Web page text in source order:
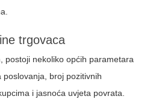
trgovaca
postoji nekoliko općih parametara
broj pozitivnih
i jasnoća uvjeta povrata.